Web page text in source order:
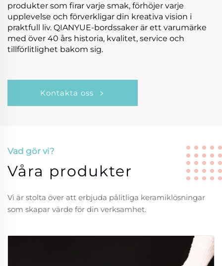
produkter som firar varje smak, förhöjer varje
upplevelse och förverkligar din kreativa vision i
praktfull liv. QIANYUE-bordssaker är ett varumärke
med över 40 års historia, kvalitet, service och
tillförlitlighet bakom sig.
Kontakta oss
Vad gör vi?
Våra produkter
Vi är stolta över att erbjuda pålitliga keramiklösningar
som skapar värde för din verksamhet.